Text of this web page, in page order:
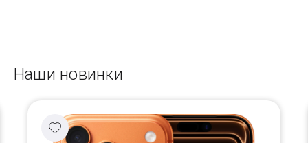
Наши новинки